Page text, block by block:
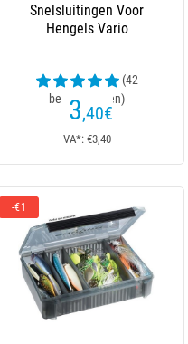
Snelsluitingen Voor
Hengels Vario
(42
beoordelingen)
3,40€
VA*: €3,40
-€1